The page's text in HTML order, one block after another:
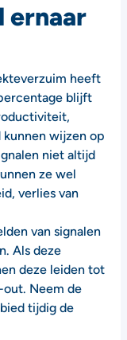
ernaar
heeft
blijft
wijzen op
niet altijd
ze wel
verlies van
van signalen
Als deze
deze leiden tot
out. Neem de
tijdig de